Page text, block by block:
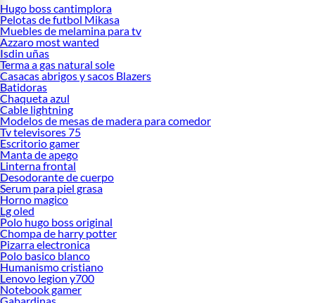
Hugo boss cantimplora
Pelotas de futbol Mikasa
Muebles de melamina para tv
Azzaro most wanted
Isdin uñas
Terma a gas natural sole
Casacas abrigos y sacos Blazers
Batidoras
Chaqueta azul
Cable lightning
Modelos de mesas de madera para comedor
Tv televisores 75
Escritorio gamer
Manta de apego
Linterna frontal
Desodorante de cuerpo
Serum para piel grasa
Horno magico
Lg oled
Polo hugo boss original
Chompa de harry potter
Pizarra electronica
Polo basico blanco
Humanismo cristiano
Lenovo legion y700
Notebook gamer
Gabardinas